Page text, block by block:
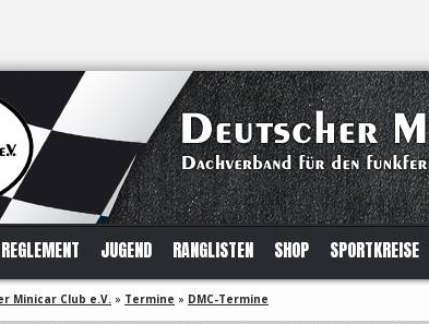
REGLEMENT JUGEND RANGLISTEN SHOP SPORTKREISE
Minicar Club e.V. » Termine » DMC-Termine